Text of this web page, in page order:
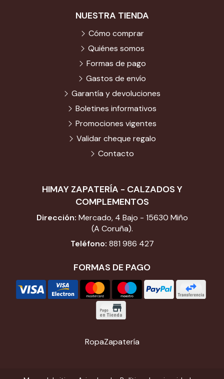
HIMAY ZAPATERÍA - CALZADOS Y
COMPLEMENTOS
Dirección: Mercado, 4 Bajo - 15630 Miño
(A Coruña).
Teléfono: 881 986 427
FORMAS DE PAGO
NUESTRA TIENDA
Cómo comprar
Quiénes somos
Formas de pago
Gastos de envío
Garantía y devoluciones
Boletines informativos
Promociones vigentes
Validar cheque regalo
Contacto
RopaZapatería